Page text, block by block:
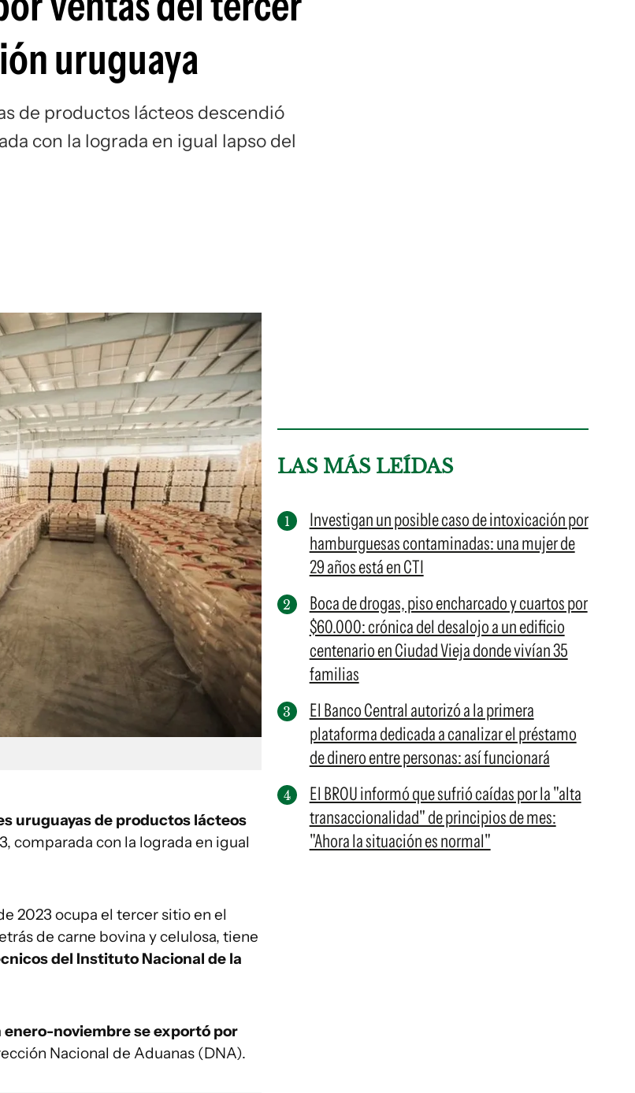
uruguaya
de productos lácteos descendió
con la lograda en igual lapso del
uruguayas de productos lácteos
comparada con la lograda en igual
2023 ocupa el tercer sitio en el
de carne bovina y celulosa, tiene
del Instituto Nacional de la
enero-noviembre se exportó por
Nacional de Aduanas (DNA).
LAS MÁS LEÍDAS
Investigan un posible caso de intoxicación por
hamburguesas contaminadas: una mujer de
29 años está en CTI
Boca de drogas, piso encharcado y cuartos por
$60.000: crónica del desalojo a un edificio
centenario en Ciudad Vieja donde vivían 35
familias
El Banco Central autorizó a la primera
plataforma dedicada a canalizar el préstamo
de dinero entre personas: así funcionará
El BROU informó que sufrió caídas por la "alta
transaccionalidad" de principios de mes:
"Ahora la situación es normal"